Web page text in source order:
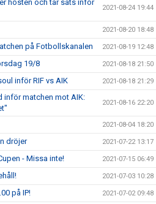
hösten och tar sats inför
2021-08-24 19:44
2021-08-20 18:48
på Fotbollskanalen 2021-08-19 12:48
19/8 2021-08-18 21:50
inför RIF vs AIK 2021-08-18 21:29
inför matchen mot AIK:
2021-08-16 22:20
2021-08-04 18:20
dröjer 2021-07-22 13:17
- Missa inte! 2021-07-15 06:49
2021-07-03 10:28
på IP! 2021-07-02 09:48